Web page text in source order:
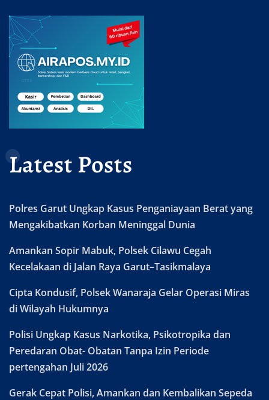
Latest Posts
Polres Garut Ungkap Kasus Penganiayaan Berat yang
Mengakibatkan Korban Meninggal Dunia
Amankan Sopir Mabuk, Polsek Cilawu Cegah
Kecelakaan di Jalan Raya Garut–Tasikmalaya
Cipta Kondusif, Polsek Wanaraja Gelar Operasi Miras
di Wilayah Hukumnya
Polisi Ungkap Kasus Narkotika, Psikotropika dan
Peredaran Obat- Obatan Tanpa Izin Periode
pertengahan Juli 2026
Gerak Cepat Polisi, Amankan dan Kembalikan Sepeda